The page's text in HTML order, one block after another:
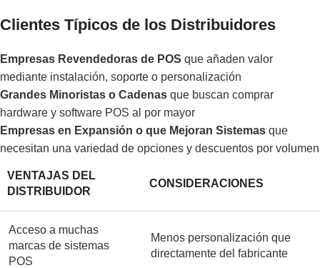
Clientes Típicos de los Distribuidores
Empresas Revendedoras de POS que añaden valor
mediante instalación, soporte o personalización
Grandes Minoristas o Cadenas que buscan comprar
hardware y software POS al por mayor
Empresas en Expansión o que Mejoran Sistemas que
necesitan una variedad de opciones y descuentos por volumen
VENTAJAS DEL
DISTRIBUIDOR
CONSIDERACIONES
Acceso a muchas
marcas de sistemas
POS
Menos personalización que
directamente del fabricante